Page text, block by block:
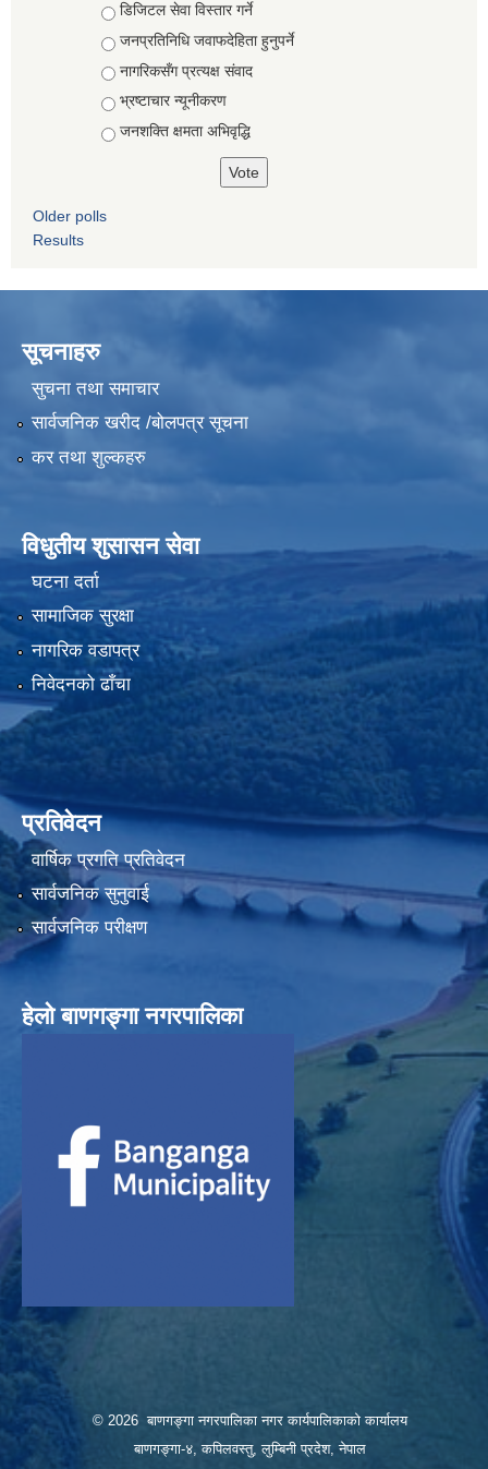
Choices
डिजिटल सेवा विस्तार गर्ने
जनप्रतिनिधि जवाफदेहिता हुनुपर्ने
नागरिकसँग प्रत्यक्ष संवाद
भ्रष्टाचार न्यूनीकरण
जनशक्ति क्षमता अभिवृद्धि
Older polls
Results
सूचनाहरु
सुचना तथा समाचार
सार्वजनिक खरीद /बोलपत्र सूचना
कर तथा शुल्कहरु
विधुतीय शुसासन सेवा
घटना दर्ता
सामाजिक सुरक्षा
नागरिक वडापत्र
निवेदनको ढाँचा
प्रतिवेदन
वार्षिक प्रगति प्रतिवेदन
सार्वजनिक सुनुवाई
सार्वजनिक परीक्षण
हेलाे बाणगङ्गा नगरपालिका
© 2026 बाणगङ्गा नगरपालिका नगर कार्यपालिकाको कार्यालय
बाणगङ्गा-४, कपिलवस्तु, लुम्बिनी प्रदेश, नेपाल